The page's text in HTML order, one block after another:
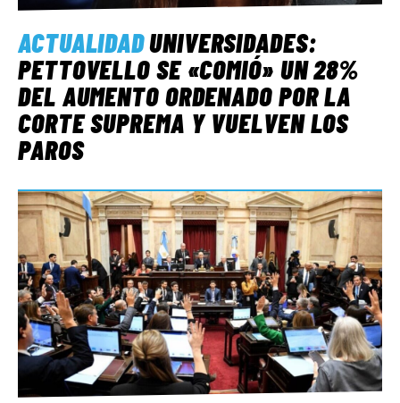
ACTUALIDADUNIVERSIDADES:
PETTOVELLO SE «COMIÓ» UN 28%
DEL AUMENTO ORDENADO POR LA
CORTE SUPREMA Y VUELVEN LOS
PAROS